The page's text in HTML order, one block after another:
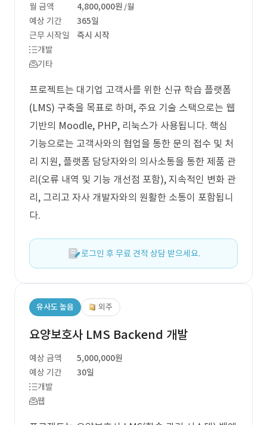
월 금액 4,800,000원 /월
예상 기간
365일
근무 시작일
즉시 시작
개발
기타
프로젝트는 대기업 고객사를 위한 신규 학습 플랫폼
(LMS) 구축을 목표로 하며, 주요 기술 스택으로는 웹
기반의 Moodle, PHP, 리눅스가 사용됩니다. 핵심
기능으로는 고객사와의 협업을 통한 문의 접수 및 처
리 지원, 플랫폼 담당자와의 의사소통을 통한 제품 관
리(오류 내역 및 기능 개선점 포함), 지속적인 변화 관
리, 그리고 자사 개발자와의 원활한 소통이 포함됩니
다.
로그인 후 무료 견적 상담 받으세요.
유사도 높음 외주
요양보호사 LMS Backend 개발
예상 금액
5,000,000원
예상 기간
30일
개발
웹